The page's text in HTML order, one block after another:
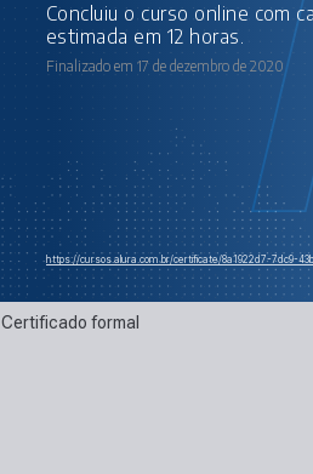
concluiu o curso online com carga horária
estimada em 12 horas.
Finalizado em 17 de dezembro de 2020
https://cursos.alura.com.br/certificate/8a1922d7-7dc9-
Certificado formal